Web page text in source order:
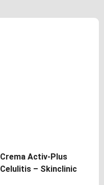
Crema Activ-Plus
Celulitis – Skinclinic